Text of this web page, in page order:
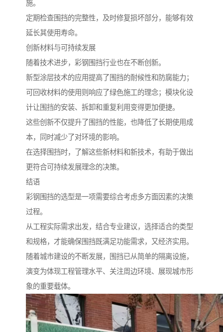
施。
定期检查围挡的完整性，及时修复损坏部分，能够有效
延长其使用寿命。
创新材料与可持续发展
随着技术进步，彩钢围挡行业也在不断创新。
新型涂层技术的应用提高了围挡的耐候性和防腐能力；
可回收材料的使用则响应了绿色施工的理念；模块化设
计让围挡的安装、拆卸和重复利用变得更加便捷。
这些创新不仅提升了围挡的性能，也降低了长期使用成
本，同时减少了对环境的影响。
在选择围挡时，了解这些新材料和新技术，有助于做出
更符合可持续发展理念的决策。
结语
彩钢围挡的选型是一项需要综合考虑多方面因素的决策
过程。
从工程实际需求出发，结合专业建议，选择适合的类型
和规格，才能确保围挡既满足功能需求，又经济实用。
随着城市建设的不断发展，围挡已从简单的隔离设施，
演变为体现工程管理水平、关注周边环境、展现城市形
象的重要载体。